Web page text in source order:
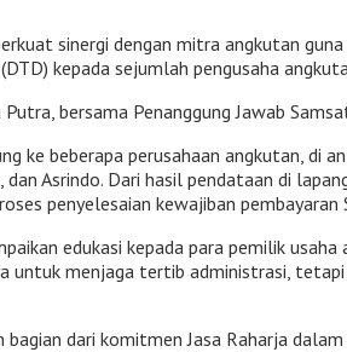
sinergi dengan mitra angkutan
kepada sejumlah pengusaha
bersama Penanggung Jawab
beberapa perusahaan angkutan, di
Asrindo. Dari hasil pendataan di
penyelesaian kewajiban pembayaran
edukasi kepada para pemilik
untuk menjaga tertib administrasi,
dari komitmen Jasa Raharja